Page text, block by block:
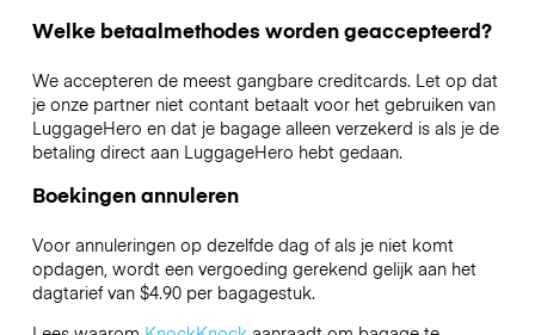
Welke betaalmethodes worden geaccepteerd?
We accepteren de meest gangbare creditcards. Let op dat
je onze partner niet contant betaalt voor het gebruiken van
LuggageHero en dat je bagage alleen verzekerd is als je de
betaling direct aan LuggageHero hebt gedaan.
Boekingen annuleren
Voor annuleringen op dezelfde dag of als je niet komt
opdagen, wordt een vergoeding gerekend gelijk aan het
dagtarief van $4.90 per bagagestuk.